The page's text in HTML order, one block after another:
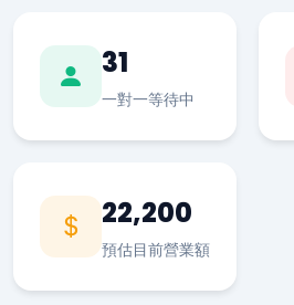
31
一對一等待中
22,200
預估目前營業額